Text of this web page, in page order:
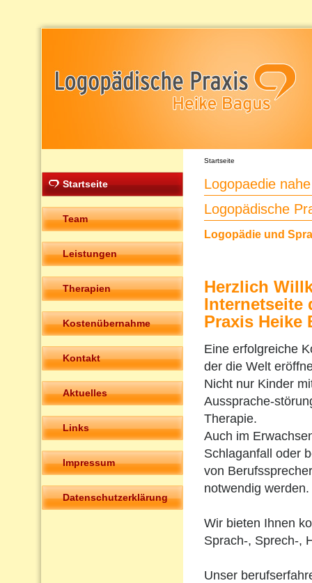
Startseite
Team
Leistungen
Therapien
Kostenübernahme
Kontakt
Aktuelles
Links
Impressum
Datenschutzerklärung
Startseite
Logopaedie
Logopädische
Logopädie und
Herzlich
Internetseite
Praxis Heike
Eine erfolgreiche
der die Welt
Nicht nur Kinder
Aussprache-
Therapie.
Auch im
Schlaganfall oder
von
notwendig werden.
Wir bieten Ihnen
Sprach-, Sprech-,
Unser